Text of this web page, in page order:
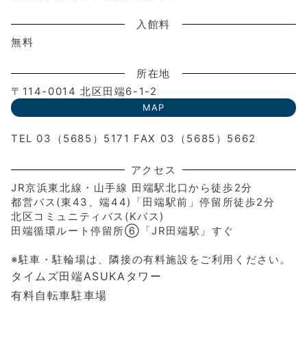
入館料
無料
所在地
〒114-0014 北区田端6-1-2
MAP
TEL 03（5685）5171 FAX 03（5685）5662
アクセス
JR京浜東北線・山手線 田端駅北口から徒歩2分
都営バス(東43、端44)「田端駅前」停留所徒歩2分
北区コミュニティバス(Kバス)
田端循環ルート停留所⑥「JR田端駅」すぐ
※駐車・駐輪場は、隣接の有料施設をご利用ください。
タイムズ田端ASUKAタワー
有料自転車駐車場